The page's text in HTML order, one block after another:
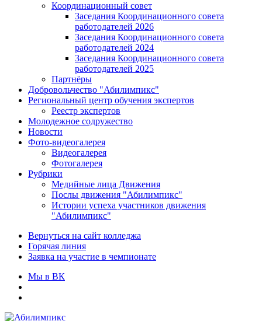
Координационный совет
Заседания Координационного совета
работодателей 2026
Заседания Координационного совета
работодателей 2024
Заседания Координационного совета
работодателей 2025
Партнёры
Добровольчество "Абилимпикс"
Региональный центр обучения экспертов
Реестр экспертов
Молодежное содружество
Новости
Фото-видеогалерея
Видеогалерея
Фотогалерея
Рубрики
Медийные лица Движения
Послы движения "Абилимпикс"
Истории успеха участников движения
"Абилимпикс"
Вернуться на сайт колледжа
Горячая линия
Заявка на участие в чемпионате
Мы в ВК